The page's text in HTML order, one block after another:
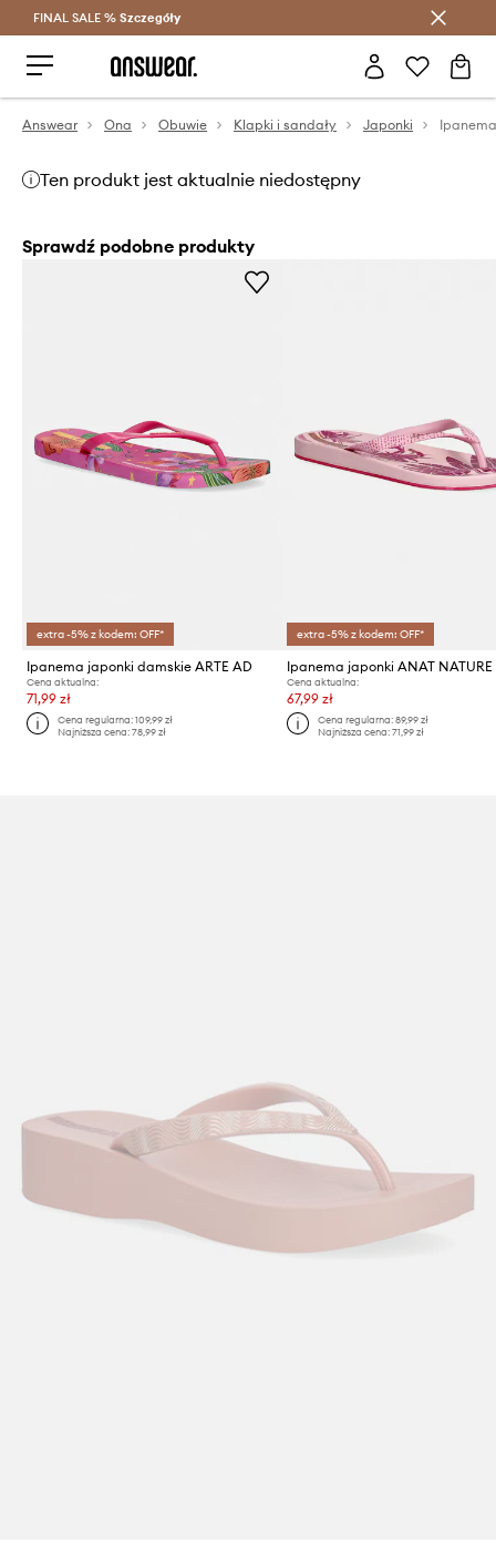
Oszczędzaj z Answear Club >
FINAL SALE % Szczegóły
Answear Ona Obuwie Klapki i sandały Japonki
Ten produkt jest aktualnie niedostępny
Sprawdź podobne produkty
extra -5% z kodem: OFF*
Ipanema japonki damskie ARTE AD
Cena aktualna:
71,99 zł
Cena regularna:109,99 zł
Najniższa cena:78,99 zł
extra -5% z kodem: OFF*
Ipanema japonki ANAT NATURE
Cena aktualna:
67,99 zł
Cena regularna: 89,99 zł
Najniższa cena: 71,99 zł